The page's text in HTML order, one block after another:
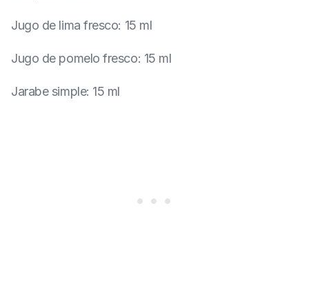
Jugo de lima fresco: 15 ml
Jugo de pomelo fresco: 15 ml
Jarabe simple: 15 ml